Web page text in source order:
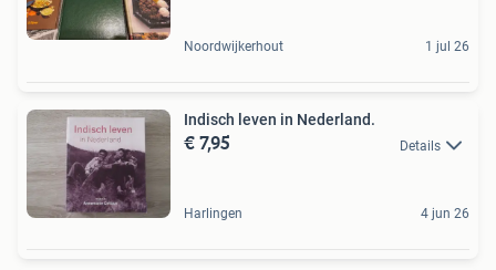
Noordwijkerhout 1 jul 26
Indisch leven in Nederland.
€ 7,95 Details
Harlingen 4 jun 26